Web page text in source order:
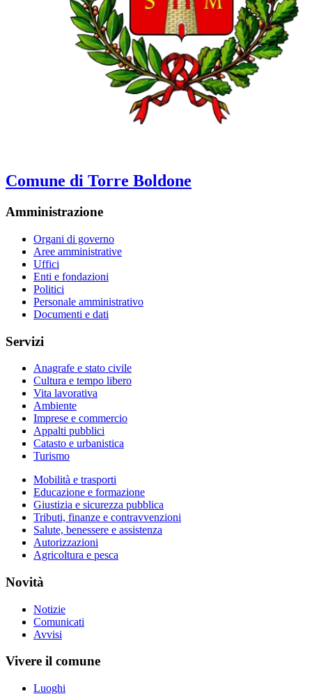
Comune di Torre Boldone
Amministrazione
Organi di governo
Aree amministrative
Uffici
Enti e fondazioni
Politici
Personale amministrativo
Documenti e dati
Servizi
Anagrafe e stato civile
Cultura e tempo libero
Vita lavorativa
Ambiente
Imprese e commercio
Appalti pubblici
Catasto e urbanistica
Turismo
Mobilità e trasporti
Educazione e formazione
Giustizia e sicurezza pubblica
Tributi, finanze e contravvenzioni
Salute, benessere e assistenza
Autorizzazioni
Agricoltura e pesca
Novità
Notizie
Comunicati
Avvisi
Vivere il comune
Luoghi